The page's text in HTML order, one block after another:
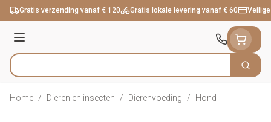
Ga naar de inhoud
Gratis verzending vanaf € 120 Gratis lokale levering vanaf € 60
Menu
Product, merk, categorie... Zoek
Home / Dieren en insecten / Dierenvoeding / Hond